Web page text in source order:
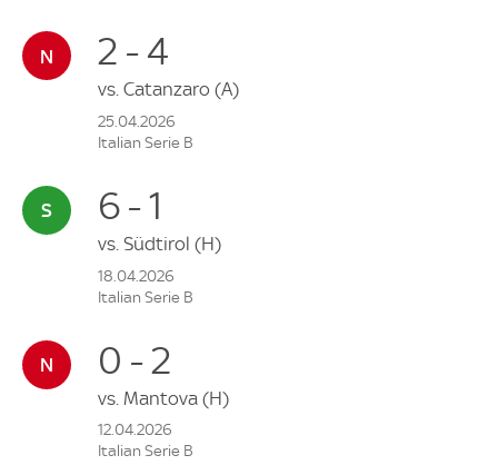
2 - 4
vs. Catanzaro (A)
25.04.2026
Italian Serie B
6 - 1
vs. Südtirol (H)
18.04.2026
Italian Serie B
0 - 2
vs. Mantova (H)
12.04.2026
Italian Serie B